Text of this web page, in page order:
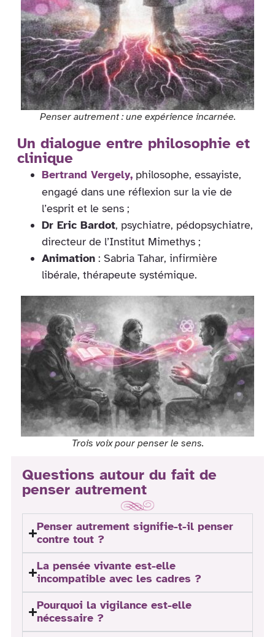
Penser autrement : une expérience incarnée.
Un dialogue entre philosophie et
clinique
Bertrand Vergely, philosophe, essayiste,
engagé dans une réflexion sur la vie de
l’esprit et le sens ;
Dr Eric Bardot, psychiatre, pédopsychiatre,
directeur de l’Institut Mimethys ;
Animation : Sabria Tahar, infirmière
libérale, thérapeute systémique.
Trois voix pour penser le sens.
Questions autour du fait de
penser autrement
Penser autrement signifie-t-il penser
contre tout ?
La pensée vivante est-elle
incompatible avec les cadres ?
Pourquoi la vigilance est-elle
nécessaire ?